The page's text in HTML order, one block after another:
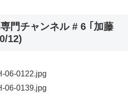
門チャンネル # 6 ｢加藤
12)